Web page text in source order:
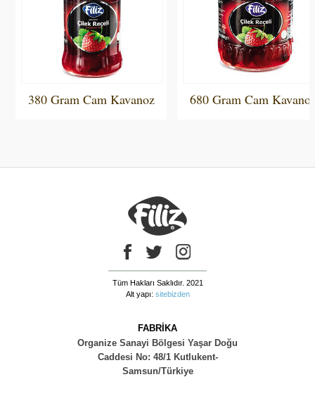
380 Gram Cam Kavanoz 680 Gram Cam
Tüm Hakları Saklıdır. 2021
Alt yapı: sitebizden
FABRİKA
Organize Sanayi Bölgesi Yaşar Doğu
Caddesi No: 48/1 Kutlukent-
Samsun/Türkiye